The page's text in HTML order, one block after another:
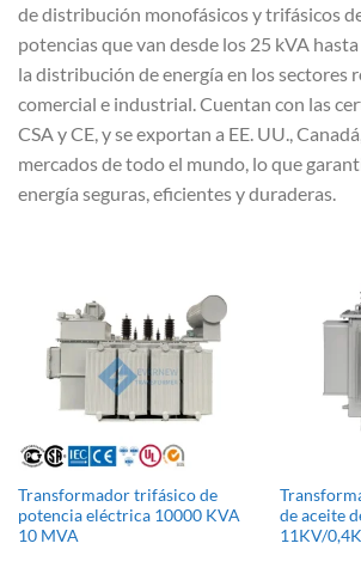
de distribución monofásicos y trifásicos
potencias que van desde los 25 kVA
la distribución de energía en los sectores
comercial e industrial. Cuentan con las
CSA y CE, y se exportan a EE. UU.,
mercados de todo el mundo, lo que
energía seguras, eficientes y duraderas.
Transformador trifásico de
potencia eléctrica 10000 KVA
10 MVA
de aceite
11KV/